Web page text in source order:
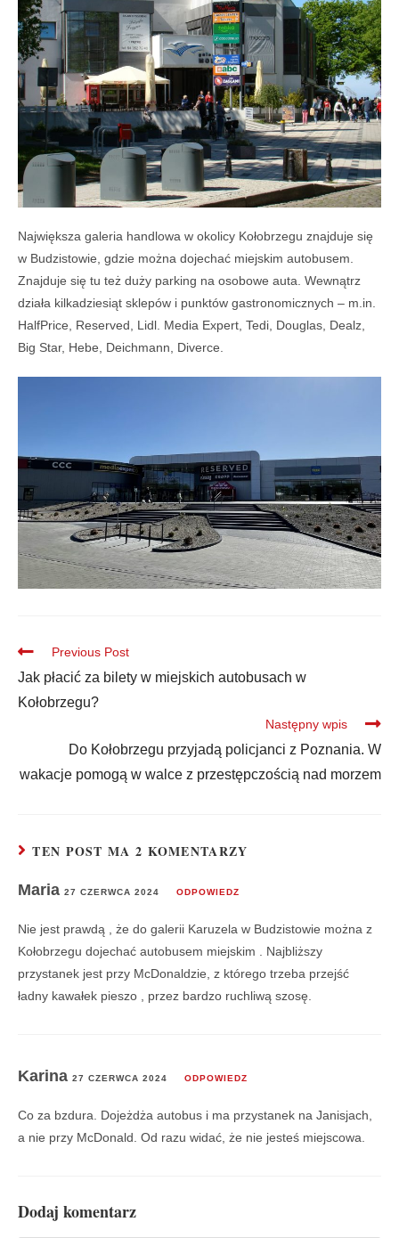
Największa galeria handlowa w okolicy Kołobrzegu znajduje się
w Budzistowie, gdzie można dojechać miejskim autobusem.
Znajduje się tu też duży parking na osobowe auta. Wewnątrz
działa kilkadziesiąt sklepów i punktów gastronomicznych – m.in.
HalfPrice, Reserved, Lidl. Media Expert, Tedi, Douglas, Dealz,
Big Star, Hebe, Deichmann, Diverce.
Previous Post
Jak płacić za bilety w miejskich autobusach w
Kołobrzegu?
Następny wpis
Do Kołobrzegu przyjadą policjanci z Poznania. W
wakacje pomogą w walce z przestępczością nad morzem
TEN POST MA 2 KOMENTARZY
Maria 27 CZERWCA 2024 ODPOWIEDZ
Nie jest prawdą , że do galerii Karuzela w Budzistowie można z
Kołobrzegu dojechać autobusem miejskim . Najbliższy
przystanek jest przy McDonaldzie, z którego trzeba przejść
ładny kawałek pieszo , przez bardzo ruchliwą szosę.
Karina 27 CZERWCA 2024 ODPOWIEDZ
Co za bzdura. Dojeżdża autobus i ma przystanek na Janisjach,
a nie przy McDonald. Od razu widać, że nie jesteś miejscowa.
Dodaj komentarz